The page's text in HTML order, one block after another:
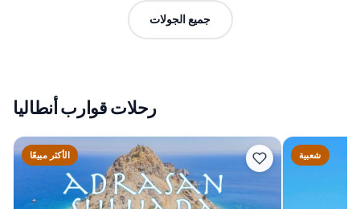
جميع الجولات
رحلات قوارب أنطاليا
الأكثر مبيعًا شعبية